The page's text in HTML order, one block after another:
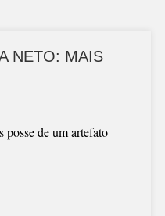
NETO: MAIS
posse de um artefato